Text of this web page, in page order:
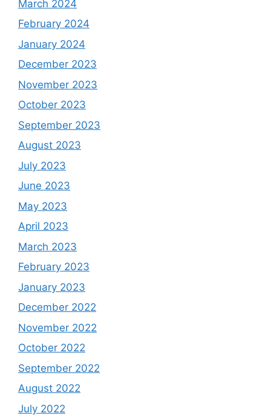
March 2024
February 2024
January 2024
December 2023
November 2023
October 2023
September 2023
August 2023
July 2023
June 2023
May 2023
April 2023
March 2023
February 2023
January 2023
December 2022
November 2022
October 2022
September 2022
August 2022
July 2022